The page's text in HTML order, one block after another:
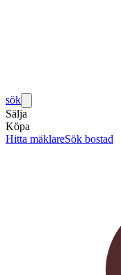
sök
Sälja
Köpa
Hitta mäklareSök bostad